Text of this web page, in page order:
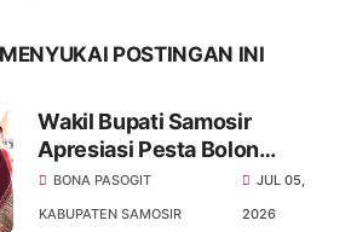
POSTINGAN INI
Wakil Bupati Samosir
Apresiasi Pesta Bolon
Sagala Raja Wujud
Persatuan Dan Pelestarian
BONA PASOGIT
KABUPATEN SAMOSIR
JUL 05,
2026